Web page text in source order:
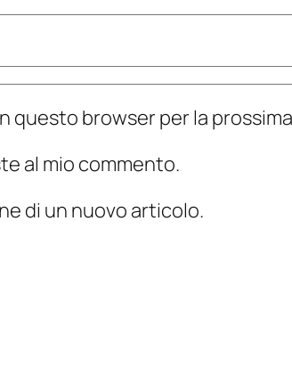
questo browser per la
al mio commento.
di un nuovo articolo.